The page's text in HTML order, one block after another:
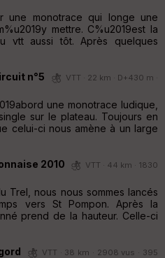
une monotrace qui longe une
mettre. C%u2019est la
vtt aussi tôt. Après quelques
n°5
VTT · 22 km · D+430 m ·
une monotrace ludique,
sur le plateau. Toujours en
celui-ci nous amène à un large
2010
VTT · 44 km · 1830
Trel, nous nous sommes lancés
vers St Pompon. Après la
prend de la hauteur. Celle-ci
VTT · 38 km · 2908 vus · 395